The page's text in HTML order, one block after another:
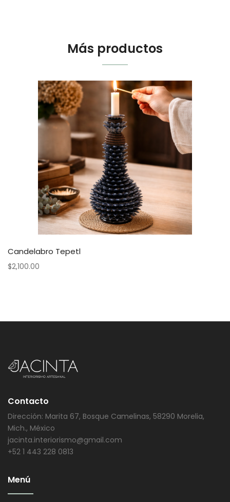
Más productos
Candelabro Tepetl
$2,100.00
Contacto
Dirección: Marita 67, Bosque Camelinas, 58290 Morelia,
Mich., México
jacinta.interiorismo@gmail.com
+52 1 443 228 0813
Menú